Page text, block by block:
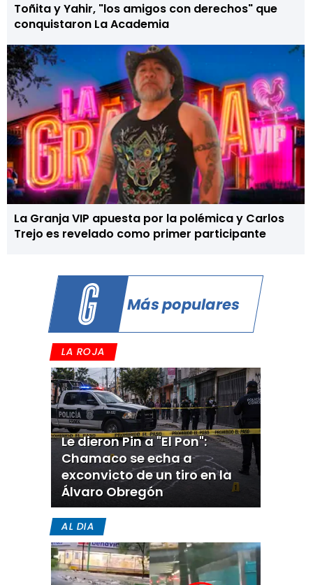
Toñita y Yahir, "los amigos con derechos" que
conquistaron La Academia
La Granja VIP apuesta por la polémica y Carlos
Trejo es revelado como primer participante
Más populares
LA ROJA
Le dieron Pin a "El Pon":
Chamaco se echa a
exconvicto de un tiro en la
Álvaro Obregón
AL DIA